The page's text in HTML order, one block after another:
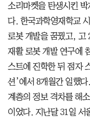
소리마켓을 탄생시킨
다. 한국과학영재학교
로봇 개발을 꿈꿨고, 고
재활 로봇 개발 연구에
스트에 진학한 뒤 점자
션’에서 8개월간 일했
계층의 정보 격차를 해
이었다. 지난달 31일 서